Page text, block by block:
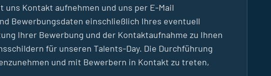
Kontakt aufnehmen und uns per E-Mail
Bewerbungsdaten einschließlich Ihres eventuell
Ihrer Bewerbung und der Kontaktaufnahme zu Ihnen
für unseren Talents-Day. Die Durchführung
und mit Bewerbern in Kontakt zu treten,